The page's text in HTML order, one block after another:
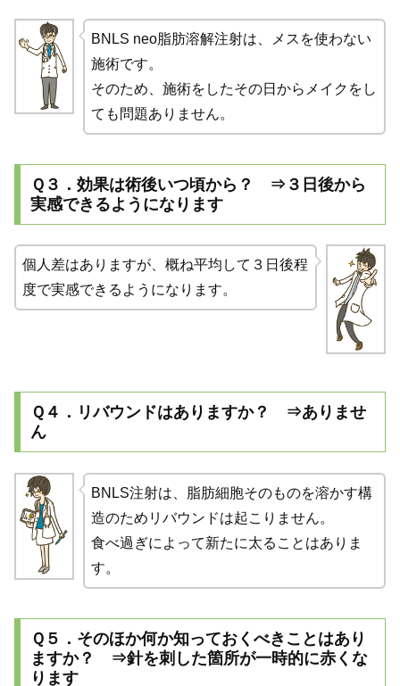
BNLS neo脂肪溶解注射は、メスを使わない
施術です。
そのため、施術をしたその日からメイクをし
ても問題ありません。
Ｑ３．効果は術後いつ頃から？ ⇒３日後から
実感できるようになります
個人差はありますが、概ね平均して３日後程
度で実感できるようになります。
Ｑ４．リバウンドはありますか？ ⇒ありませ
ん
BNLS注射は、脂肪細胞そのものを溶かす構
造のためリバウンドは起こりません。
食べ過ぎによって新たに太ることはありま
す。
Ｑ５．そのほか何か知っておくべきことはあり
ますか？ ⇒針を刺した箇所が一時的に赤くな
ります